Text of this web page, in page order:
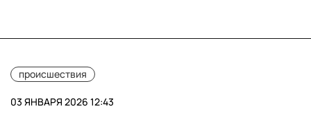
происшествия
03 ЯНВАРЯ 2026 12:43